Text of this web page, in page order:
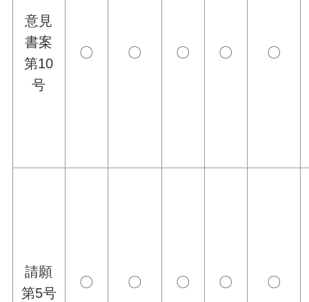
意見
書案
第10
号
〇 〇 〇 〇 〇
請願
第5号
〇 〇 〇 〇 〇